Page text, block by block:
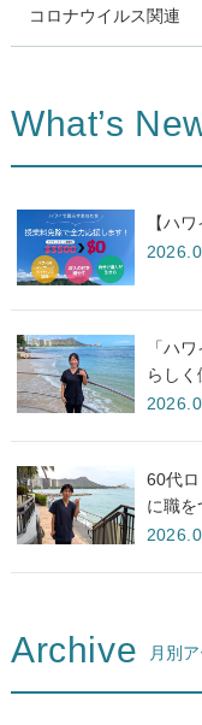
コロナウイルス関連
What’s
【ハ
「ハ
らし
60代
に職を
Archive 月別